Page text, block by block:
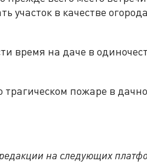
участок в качестве
время на даче в
трагическом пожаре в
на следующих